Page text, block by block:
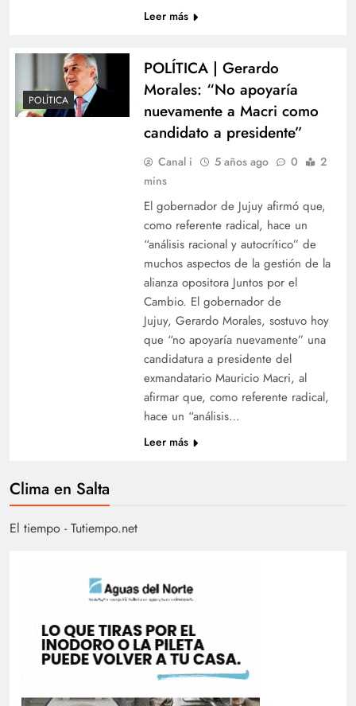
Leer más
POLÍTICA
POLÍTICA | Gerardo
Morales: “No apoyaría
nuevamente a Macri como
candidato a presidente”
Canal i 5 años ago 0
2
mins
El gobernador de Jujuy afirmó que,
como referente radical, hace un
“análisis racional y autocrítico” de
muchos aspectos de la gestión de la
alianza opositora Juntos por el
Cambio. El gobernador de
Jujuy, Gerardo Morales, sostuvo hoy
que “no apoyaría nuevamente” una
candidatura a presidente del
exmandatario Mauricio Macri, al
afirmar que, como referente radical,
hace un “análisis…
Leer más
Clima en Salta
El tiempo - Tutiempo.net